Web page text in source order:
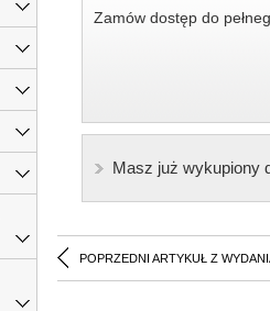
Zamów dostęp do
Masz już wykupiony
POPRZEDNI ARTYKUŁ Z